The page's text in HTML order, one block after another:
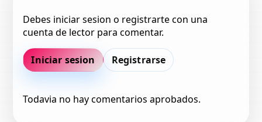
Debes iniciar sesion o registrarte con una
cuenta de lector para comentar.
Iniciar sesion Registrarse
Todavia no hay comentarios aprobados.